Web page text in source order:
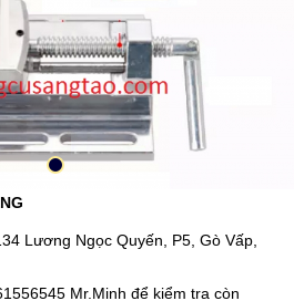
Lương Ngọc Quyến, P5, Gò Vấp,
Mr.Minh để kiểm tra còn